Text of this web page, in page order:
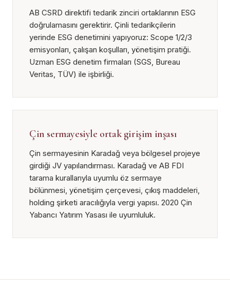
AB CSRD direktifi tedarik zinciri ortaklarının ESG
doğrulamasını gerektirir. Çinli tedarikçilerin
yerinde ESG denetimini yapıyoruz: Scope 1/2/3
emisyonları, çalışan koşulları, yönetişim pratiği.
Uzman ESG denetim firmaları (SGS, Bureau
Veritas, TÜV) ile işbirliği.
Çin sermayesiyle ortak girişim inşası
Çin sermayesinin Karadağ veya bölgesel projeye
girdiği JV yapılandırması. Karadağ ve AB FDI
tarama kurallarıyla uyumlu öz sermaye
bölünmesi, yönetişim çerçevesi, çıkış maddeleri,
holding şirketi aracılığıyla vergi yapısı. 2020 Çin
Yabancı Yatırım Yasası ile uyumluluk.